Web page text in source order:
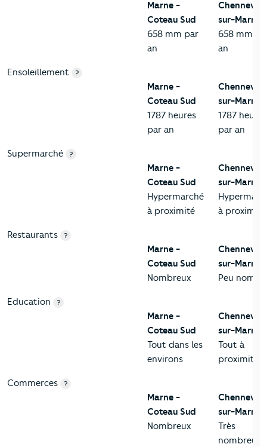
Marne -
Coteau Sud
658 mm par
an
sur-Marne
658 mm
an
Ensoleillement ?
Marne -
Coteau Sud
1787 heures
par an
sur-Marne
1787 heures
par an
Supermarché ?
Marne -
Coteau Sud
Hypermarché
à proximité
sur-Marne
à proximité
Restaurants ?
Marne -
Coteau Sud
Nombreux
sur-Marne
Peu
Education ?
Marne -
Coteau Sud
Tout dans les
environs
sur-Marne
Tout à
proximité
Commerces ?
Marne -
Coteau Sud
Nombreux
sur-Marne
Très
nombreux